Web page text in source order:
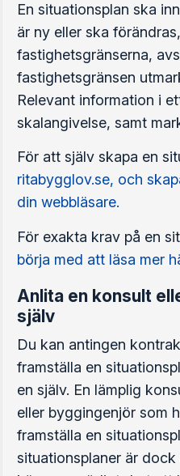
En situationsplan ska
är ny eller ska
fastighetsgränserna,
fastighetsgränsen
Relevant information i
skalangivelse, samt
För att själv skapa en
ritabygglov.se, och
din webbläsare.
För exakta krav på en
börja med att läsa mer
Anlita en konsult
själv
Du kan antingen
framställa en
en själv. En lämplig
eller byggingenjör som
framställa en
situationsplaner är